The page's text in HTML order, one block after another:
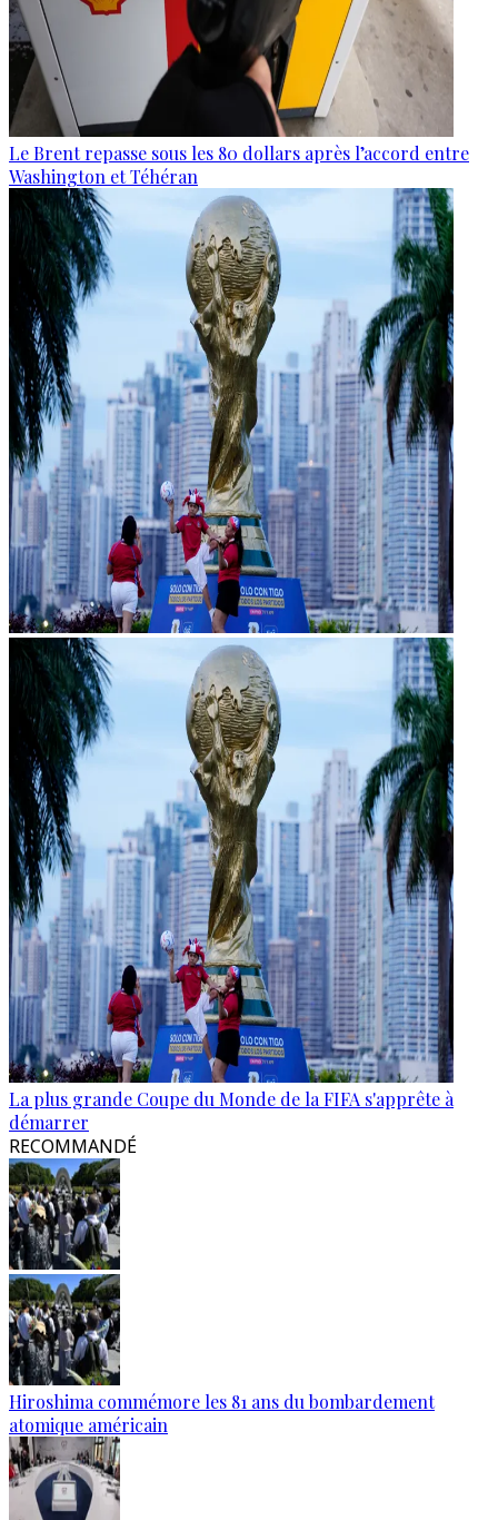
Le Brent repasse sous les 80 dollars après l’accord entre
Washington et Téhéran
La plus grande Coupe du Monde de la FIFA s'apprête à
démarrer
RECOMMANDÉ
Hiroshima commémore les 81 ans du bombardement
atomique américain